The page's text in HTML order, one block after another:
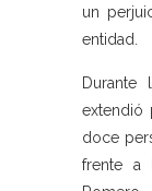
un
entidad.
extendió
doce
frente a